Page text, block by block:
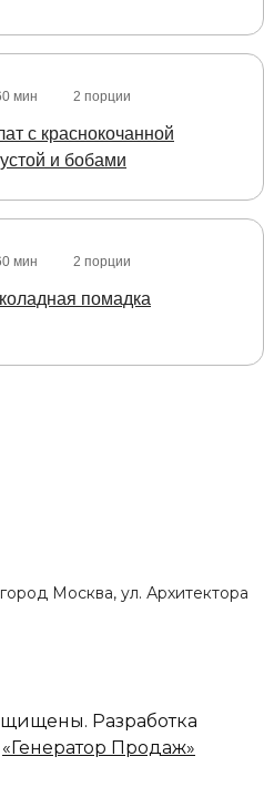
мин 2 порции
с краснокочанной
и бобами
мин 2 порции
помадка
Москва, ул. Архитектора
Разработка
«Генератор Продаж»